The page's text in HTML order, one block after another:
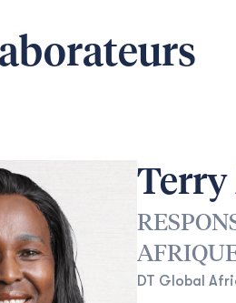
Terry
DT Global